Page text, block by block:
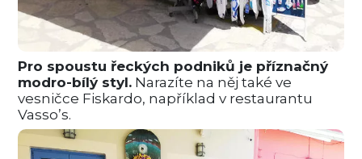
Pro spoustu řeckých podniků je příznačný
modro-bílý styl. Narazíte na něj také ve
vesničce Fiskardo, například v restaurantu
Vasso’s.